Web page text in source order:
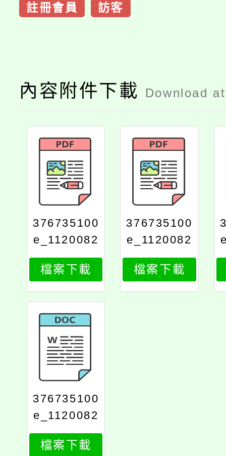
註冊會員 訪客
內容附件下載 Download
376735100
e_1120082
752_print
檔案下載
376735100
e_1120082
752_attach
1
檔案下載
376735100
e_1120082
752_attach
3
檔案下載